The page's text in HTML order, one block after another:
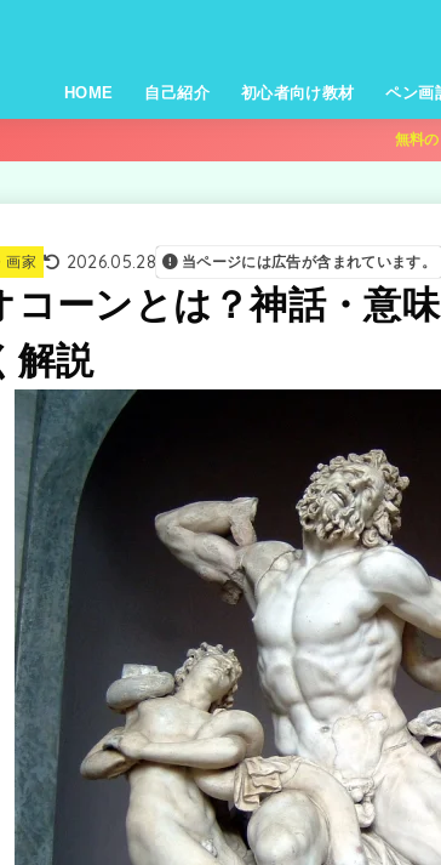
HOME 自己紹介 初心者向け教材 ペン画
無料
画家 2026.05.28 当ページには広告が含まれています。
コーンとは？神話・意
解説